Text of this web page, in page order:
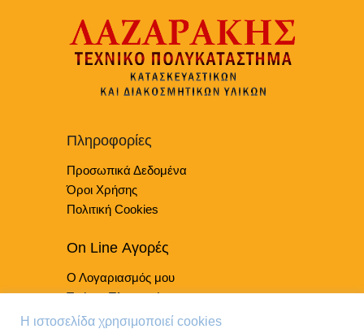
Πληροφορίες
Προσωπικά Δεδομένα
Όροι Χρήσης
Πολιτική Cookies
On Line Αγορές
Ο Λογαριασμός μου
Τρόποι Πληρωμής
Τρόποι Παράδοσης
Η ιστοσελίδα χρησιμοποιεί cookies